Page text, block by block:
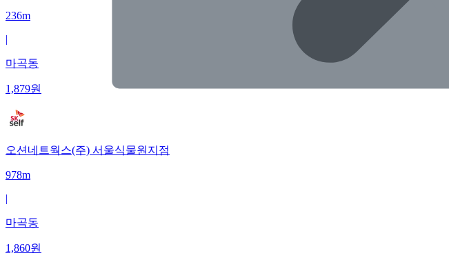
236m
|
마곡동
1,879원
오션네트웍스(주) 서울식물원지점
978m
|
마곡동
1,860원